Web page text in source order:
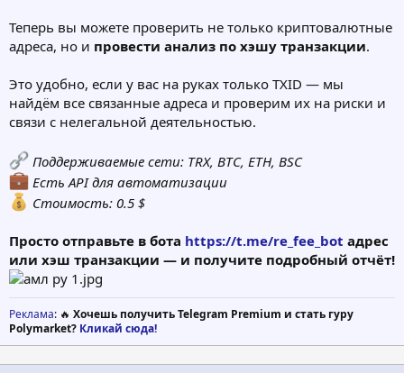
Теперь вы можете проверить не только криптовалютные
адреса, но и провести анализ по хэшу транзакции.
Это удобно, если у вас на руках только TXID — мы
найдём все связанные адреса и проверим их на риски и
связи с нелегальной деятельностью.
Поддерживаемые сети: TRX, BTC, ETH, BSC
Есть API для автоматизации
Стоимость: 0.5 $
Просто отправьте в бота https://t.me/re_fee_bot адрес
или хэш транзакции — и получите подробный отчёт!
Реклама: 🔥 Хочешь получить Telegram Premium и стать гуру
Polymarket? Кликай сюда!